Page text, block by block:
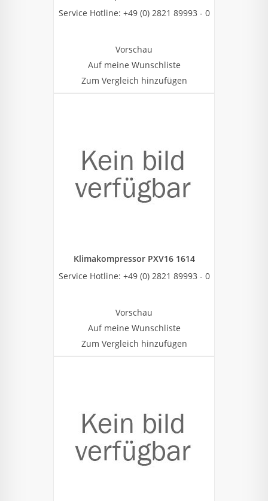
Service Hotline: +49 (0) 2821 89993 - 0
Vorschau
Auf meine Wunschliste
Zum Vergleich hinzufügen
Klimakompressor PXV16 1614
Service Hotline: +49 (0) 2821 89993 - 0
Vorschau
Auf meine Wunschliste
Zum Vergleich hinzufügen